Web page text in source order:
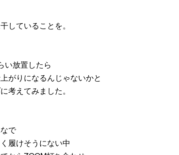
していることを。
い放置したら
がりになるんじゃないかと
考えてみました。
で
履けそうにない中